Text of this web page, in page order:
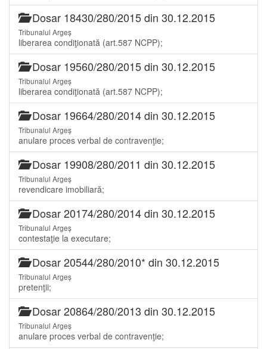
Dosar 18430/280/2015 din 30.12.2015
Tribunalul Argeș
liberarea condiţionată (art.587 NCPP);
Dosar 19560/280/2015 din 30.12.2015
Tribunalul Argeș
liberarea condiţionată (art.587 NCPP);
Dosar 19664/280/2014 din 30.12.2015
Tribunalul Argeș
anulare proces verbal de contravenţie;
Dosar 19908/280/2011 din 30.12.2015
Tribunalul Argeș
revendicare imobiliară;
Dosar 20174/280/2014 din 30.12.2015
Tribunalul Argeș
contestaţie la executare;
Dosar 20544/280/2010* din 30.12.2015
Tribunalul Argeș
pretenţii;
Dosar 20864/280/2013 din 30.12.2015
Tribunalul Argeș
anulare proces verbal de contravenţie;